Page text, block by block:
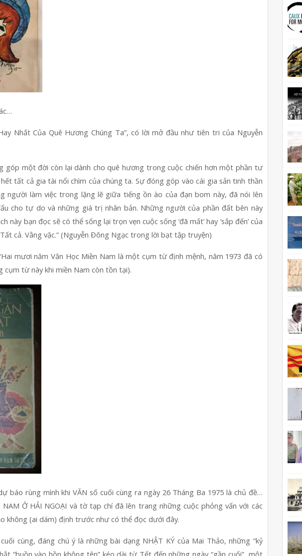
Nhất Của Quê Hương Chúng Ta”, có lời mở đầu như tiên tri của Nguyễn
góp một đời còn lại dành cho quê hương trong cuộc chiến hơn một phần tư
tất cả gia tài nổi chìm của chúng ta. Sự đóng góp vào cái gia sản tinh thần
người làm việc trong lặng lẽ giữa tiếng ồn ào của đạn bom này, đã nói lên
cho tự do và những giá trị nhân bản. Những người của phần đất bên này
này bạn đọc sẽ có thể sống lại trọn vẹn cuộc sống ‘đã mất’ hay ‘sắp đến’ của
cả. Vằng vặc.” (Nguyễn Đông Ngạc trong lời bạt tập truyện)
mươi năm Văn Học Miền Nam là một cụm từ định mệnh, năm 1973 đã có
cụm từ này khi miền Nam còn tồn tại).
báo rùng mình khi VĂN số cuối cùng ra ngày 26 Tháng Ba 1975 là chủ đề…
NAM Ở HẢI NGOẠI và tờ tạp chí đã lên trang những cuộc phỏng vấn với các
không (ai dám) định trước như có thể đọc dưới đây.
cùng, đáng chú ý là những bài dạng NHẬT KÝ của Mai Thảo, những “kỷ
“buồn vào hồn không tên” kéo dài từ Tết đến những ngày “gần cuối”, một